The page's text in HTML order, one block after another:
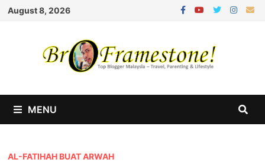
Skip
August 8, 2026
MENU
AL-FATIHAH BUAT ARWAH